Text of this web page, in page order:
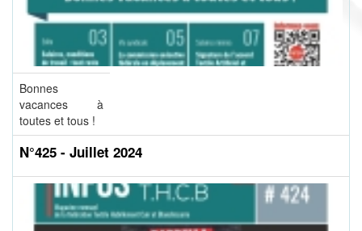
Bonnes
vacances à
toutes et tous !
N°425 - Juillet 2024